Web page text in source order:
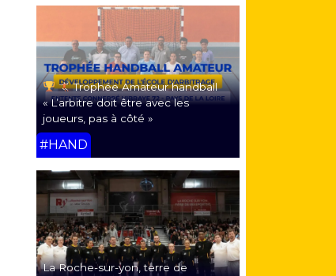
Trophée Amateur handball
« L’arbitre doit être avec les
joueurs, pas à côté »
#HAND
La Roche-sur-yon, terre de